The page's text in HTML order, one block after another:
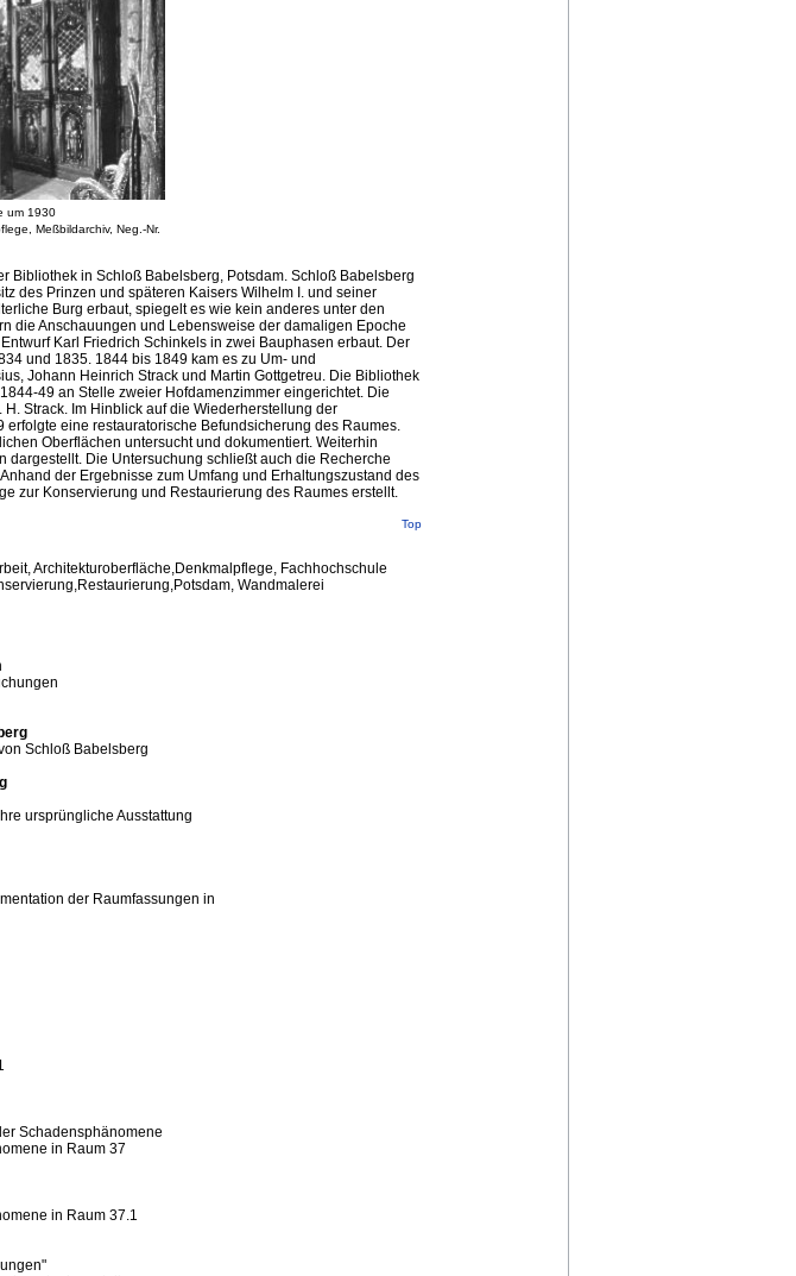
um 1930
Meßbildarchiv, Neg.-Nr.
Bibliothek in Schloß Babelsberg, Potsdam. Schloß Babelsberg
des Prinzen und späteren Kaisers Wilhelm I. und seiner
Burg erbaut, spiegelt es wie kein anderes unter den
die Anschauungen und Lebensweise der damaligen Epoche
Karl Friedrich Schinkels in zwei Bauphasen erbaut. Der
und 1835. 1844 bis 1849 kam es zu Um- und
Johann Heinrich Strack und Martin Gottgetreu. Die Bibliothek
49 an Stelle zweier Hofdamenzimmer eingerichtet. Die
Strack. Im Hinblick auf die Wiederherstellung der
eine restauratorische Befundsicherung des Raumes.
Oberflächen untersucht und dokumentiert. Weiterhin
dargestellt. Die Untersuchung schließt auch die Recherche
der Ergebnisse zum Umfang und Erhaltungszustand des
zur Konservierung und Restaurierung des Raumes erstellt.
Top
Architekturoberfläche,Denkmalpflege, Fachhochschule
Wandmalerei
Schloß Babelsberg
ursprüngliche Ausstattung
der Raumfassungen in
Schadensphänomene
in Raum 37
in Raum 37.1